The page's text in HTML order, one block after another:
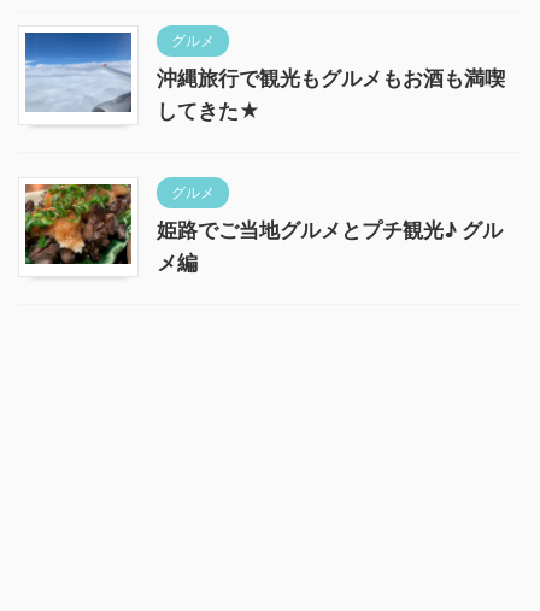
グルメ
沖縄旅行で観光もグルメもお酒も満喫
してきた★
グルメ
姫路でご当地グルメとプチ観光♪ グル
メ編